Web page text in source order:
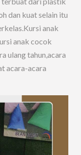
dan kuat selain itu
anak
anak cocok
ulang tahun,acara
acara-acara